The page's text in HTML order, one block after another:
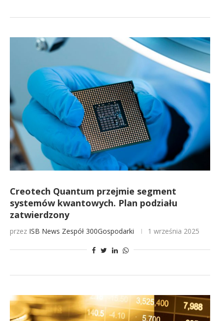
Creotech Quantum przejmie segment
systemów kwantowych. Plan podziału
zatwierdzony
przez ISB News Zespół 300Gospodarki 1 września 2025